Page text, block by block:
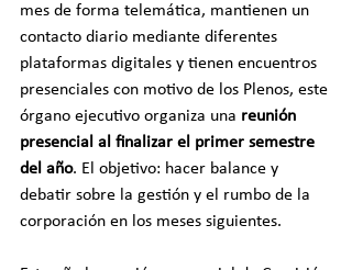
mes de forma telemática, mantienen un
contacto diario mediante diferentes
plataformas digitales y tienen encuentros
presenciales con motivo de los Plenos, este
órgano ejecutivo organiza una reunión
presencial al finalizar el primer semestre
del año. El objetivo: hacer balance y
debatir sobre la gestión y el rumbo de la
corporación en los meses siguientes.